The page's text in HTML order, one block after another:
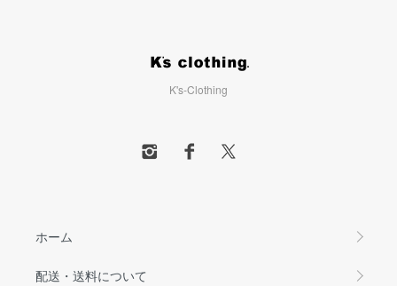
K's-Clothing
ホーム
配送・送料について